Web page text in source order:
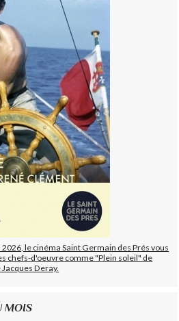
le cinéma Saint Germain des Prés vous
chefs-d'oeuvre comme "Plein soleil" de
Deray.
MOIS